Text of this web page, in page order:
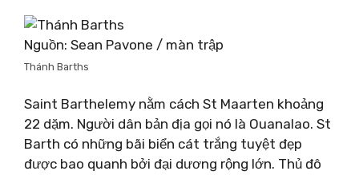
Nguồn: Sean Pavone / màn trập
Thánh Barths
Saint Barthelemy nằm cách St Maarten khoảng
22 dặm. Người dân bản địa gọi nó là Ouanalao. St
Barth có những bãi biển cát trắng tuyệt đẹp
được bao quanh bởi đại dương rộng lớn. Thủ đô